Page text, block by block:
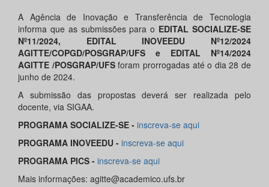
A Agência de Inovação e Transferência de Tecnologia
informa que as submissões para o EDITAL SOCIALIZE-SE
Nº11/2024, EDITAL INOVEEDU Nº12/2024
AGITTE/COPGD/POSGRAP/UFS e EDITAL Nº14/2024
AGITTE /POSGRAP/UFSforam prorrogadas até o dia 28 de
junho de 2024.
A submissão das propostas deverá ser realizada pelo
docente, via SIGAA.
PROGRAMA SOCIALIZE-SE - inscreva-se aqui
PROGRAMA INOVEEDU - inscreva-se aqui
PROGRAMA PICS - inscreva-se aqui
Mais informações: agitte@academico.ufs.br